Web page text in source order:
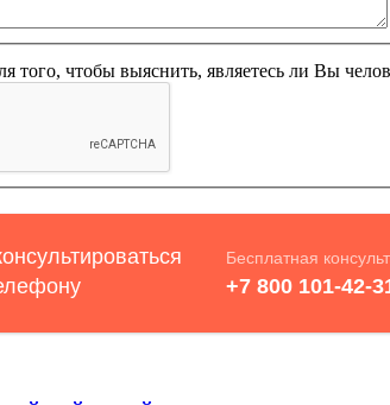
того, чтобы выяснить, являетесь ли Вы